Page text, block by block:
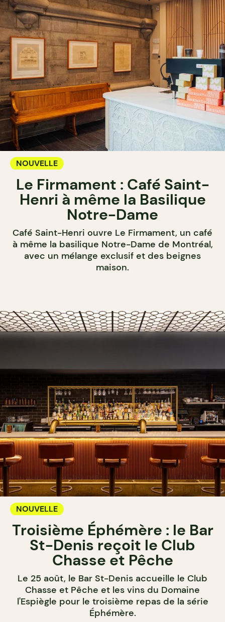
NOUVELLE
Le Firmament : Café Saint-
Henri à même la Basilique
Notre-Dame
Café Saint-Henri ouvre Le Firmament, un café
à même la basilique Notre-Dame de Montréal,
avec un mélange exclusif et des beignes
maison.
NOUVELLE
Troisième Éphémère : le Bar
St-Denis reçoit le Club
Chasse et Pêche
Le 25 août, le Bar St-Denis accueille le Club
Chasse et Pêche et les vins du Domaine
l'Espiègle pour le troisième repas de la série
Éphémère.